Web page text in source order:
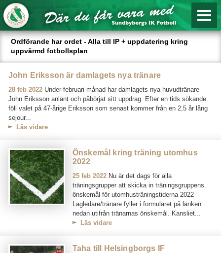
Ordförande har ordet - Alla till IP + uppdatering kring
uppvärmd fotbollsplan
John Eriksson är damlagets nya tränare
28 feb 2022 Under februari månad har damlagets nya huvudtränare
John Eriksson anlänt och påbörjat sitt uppdrag. Efter en tids sökande
föll valet på 47-årige Eriksson som senast kommer från en 2,5 år lång
sejour...
Läs vidare
Önskemål kring träning utomhus
2022
25 feb 2022 Nu är det dags för alla
träningsgrupper att skicka in träningsgruppens
önskemål för utomhusträningstiderna 2022
Lagledare/tränare fyller i formuläret på länken
nedan utifrån tränarnas önskemål. Kansliet...
Läs vidare
Taha till Helsingborgs IF